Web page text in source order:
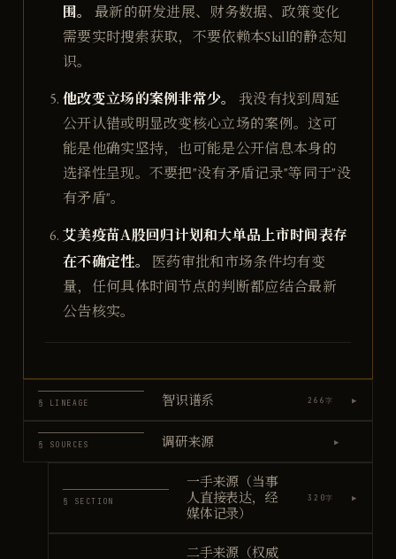
围。
最新的研发进展、财务数据、政策变化
需要实时搜索获取，不要依赖本Skill的静态知
识。
他改变立场的案例非常少。
我没有找到周延
公开认错或明显改变核心立场的案例。这可
能是他确实坚持，也可能是公开信息本身的
选择性呈现。不要把"没有矛盾记录"等同于"没
有矛盾"。
艾美疫苗A股回归计划和大单品上市时间表存
在不确定性。
医药审批和市场条件均有变
量，任何具体时间节点的判断都应结合最新
公告核实。
§ LINEAGE 智识谱系 266字 ▶
§ SOURCES 调研来源 ▶
§ SECTION
一手来源（当事
人直接表达，经
媒体记录）
320字 ▶
二手来源（权威